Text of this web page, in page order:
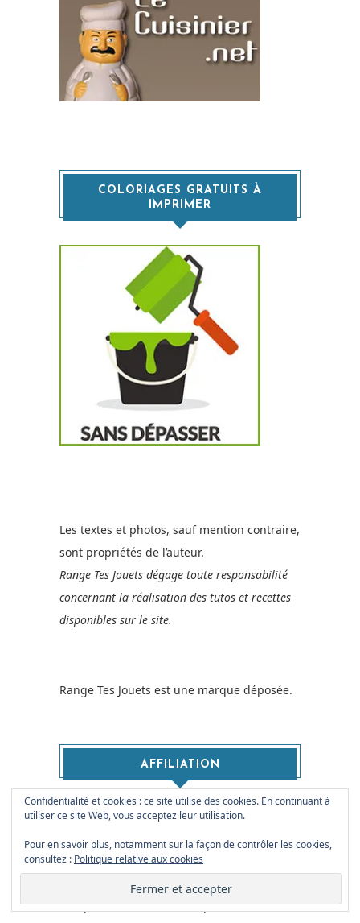
COLORIAGES GRATUITS À
IMPRIMER
Les textes et photos, sauf mention contraire,
sont propriétés de l’auteur.
Range Tes Jouets dégage toute responsabilité
concernant la réalisation des tutos et recettes
disponibles sur le site.
Range Tes Jouets est une marque déposée.
AFFILIATION
Ce site contient des liens affiliés, cela
permet de percevoir une petite commission
de la part des annonceurs.
Cela n'augmente pas le prix de vos achats
lorsque vous validez votre panier, mais me
Confidentialité et cookies : ce site utilise des cookies. En continuant à
utiliser ce site Web, vous acceptez leur utilisation.
Pour en savoir plus, notamment sur la façon de contrôler les cookies,
consultez : Politique relative aux cookies